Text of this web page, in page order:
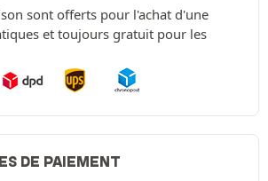
sont offerts pour l'achat d'une
et toujours gratuit pour les
DE PAIEMENT